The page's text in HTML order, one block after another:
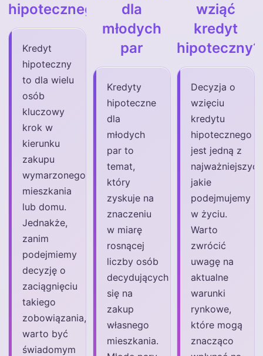
hipotecznego
Kredyt
hipoteczny
to dla wielu
osób
kluczowy
krok w
kierunku
zakupu
wymarzonego
mieszkania
lub domu.
Jednakże,
zanim
podejmiemy
decyzję o
zaciągnięciu
takiego
zobowiązania,
warto być
świadomym
dla
młodych
par
Kredyty
hipoteczne
dla
młodych
par to
temat,
który
zyskuje na
znaczeniu
w miarę
rosnącej
liczby osób
decydujących
się na
zakup
własnego
mieszkania.
wziąć
kredyt
hipoteczny?
Decyzja o
wzięciu
kredytu
hipotecznego
jest jedną z
jakie
podejmujemy
w życiu.
Warto
zwrócić
uwagę na
aktualne
warunki
rynkowe,
które mogą
znacząco